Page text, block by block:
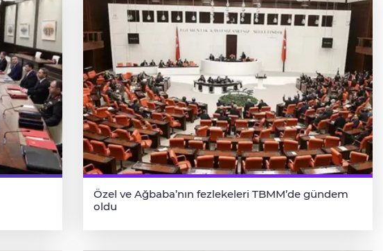
Özel ve Ağbaba’nın fezlekeleri TBMM’de gündem
oldu